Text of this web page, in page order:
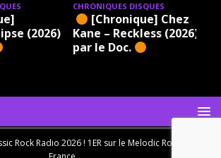
(2026)
CHRONIQUES DISQUES
[Chronique] Chez
Kane – Reckless (2026)
par le Doc.
Rock Radio 2026 ! 1ER sur le Melodic Rock en